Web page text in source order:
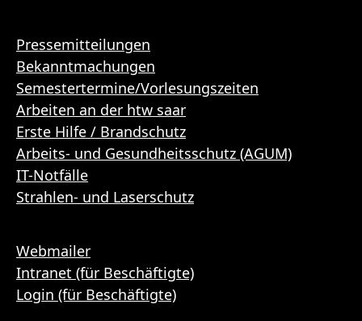
Pressemitteilungen
Bekanntmachungen
Semestertermine/Vorlesungszeiten
Arbeiten an der htw saar
Erste Hilfe / Brandschutz
Arbeits- und Gesundheitsschutz (AGUM)
IT-Notfälle
Strahlen- und Laserschutz
Webmailer
Intranet (für Beschäftigte)
Login (für Beschäftigte)